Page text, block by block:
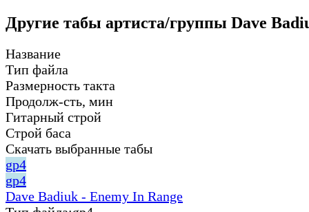
Другие табы артиста/группы Dave
Название
Тип файла
Размерность такта
Продолж-сть, мин
Гитарный строй
Строй баса
Скачать выбранные табы
gp4
gp4
Dave Badiuk - Enemy In Range